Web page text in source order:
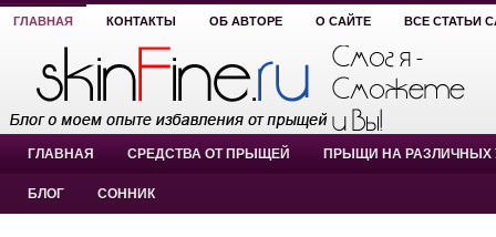
ГЛАВНАЯ КОНТАКТЫ ОБ АВТОРЕ О САЙТЕ ВСЕ СТАТЬИ
ГЛАВНАЯ СРЕДСТВА ОТ ПРЫЩЕЙ ПРЫЩИ НА РАЗЛИЧНЫХ
БЛОГ СОННИК